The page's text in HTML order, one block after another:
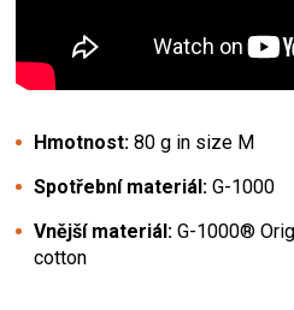
Hmotnost: 80 g in size M
Spotřební materiál: G-1000
Vnější materiál: G-1000®
cotton